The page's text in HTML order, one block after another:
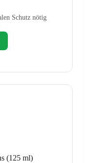
Schutz nötig
(125 ml)